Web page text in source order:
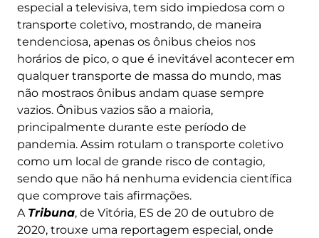
especial a televisiva, tem sido impiedosa com o
transporte coletivo, mostrando, de maneira
tendenciosa, apenas os ônibus cheios nos
horários de pico, o que é inevitável acontecer em
qualquer transporte de massa do mundo, mas
não mostraos ônibus andam quase sempre
vazios. Ônibus vazios são a maioria,
principalmente durante este período de
pandemia. Assim rotulam o transporte coletivo
como um local de grande risco de contagio,
sendo que não há nenhuma evidencia científica
que comprove tais afirmações.
A Tribuna, de Vitória, ES de 20 de outubro de
2020, trouxe uma reportagem especial, onde